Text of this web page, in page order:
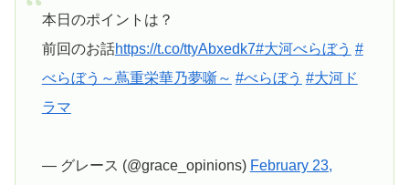
本日のポイントは？
前回のお話https://t.co/ttyAbxedk7#大河べらぼう #
べらぼう～蔦重栄華乃夢噺～ #べらぼう #大河ド
ラマ
— グレース (@grace_opinions) February 23,